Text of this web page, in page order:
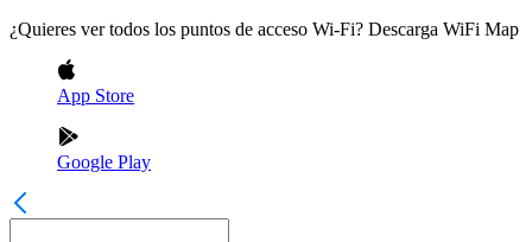
¿Quieres ver todos los puntos de acceso Wi-Fi? Descarga WiFi Map
App Store
Google Play